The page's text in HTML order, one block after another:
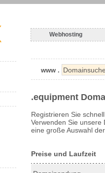
Webhosting
www .
.equipment
Registrieren Sie
Verwenden Sie
eine große Auswahl
Preise und Laufzeit